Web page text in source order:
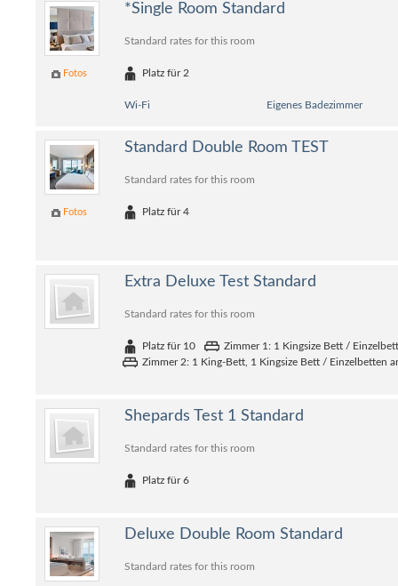
Fotos
*Single Room Standard
Standard rates for this room
Platz für 2
Wi-Fi Eigenes Badezimmer
Fotos
Standard Double Room TEST
Standard rates for this room
Platz für 4
Extra Deluxe Test Standard
Standard rates for this room
Platz für 10
Zimmer 1: 1 Kingsize Bett /
Zimmer 2: 1 King-Bett, 1 Kingsize Bett / Einzelbetten
Shepards Test 1 Standard
Standard rates for this room
Platz für 6
Deluxe Double Room Standard
Standard rates for this room